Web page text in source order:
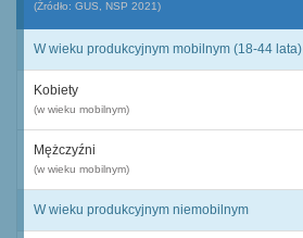
(Źródło: GUS, NSP 2021)
W wieku produkcyjnym mobilnym (18-44 lata)
Kobiety
(w wieku mobilnym)
Mężczyźni
(w wieku mobilnym)
W wieku produkcyjnym niemobilnym